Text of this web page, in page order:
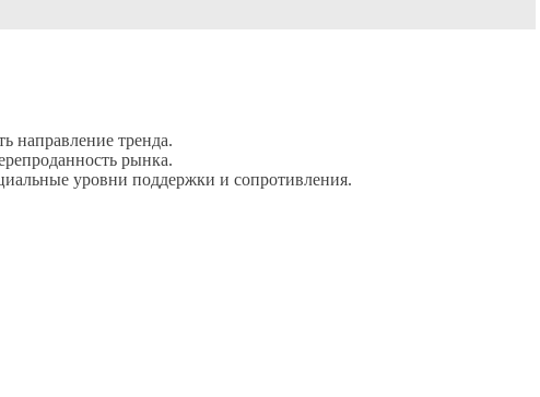
направление тренда.
рынка.
уровни поддержки и сопротивления.